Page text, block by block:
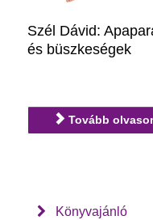
Szél Dávid:
és büszkeségek
Tovább
Könyvajánló